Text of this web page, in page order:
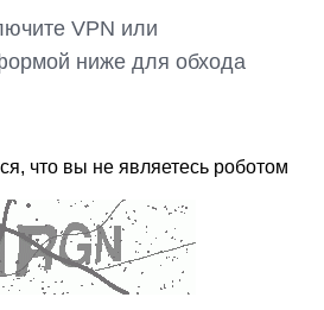
VPN или
ниже для обхода
что вы не являетесь роботом